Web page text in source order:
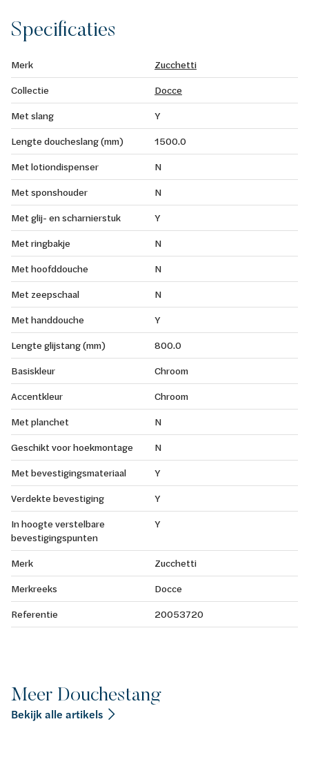
Specificaties
Merk
Zucchetti
Collectie
Docce
Met slang
Y
Lengte doucheslang (mm)
1500.0
Met lotiondispenser
N
Met sponshouder
N
Met glij- en scharnierstuk
Y
Met ringbakje
N
Met hoofddouche
N
Met zeepschaal
N
Met handdouche
Y
Lengte glijstang (mm)
800.0
Basiskleur
Chroom
Accentkleur
Chroom
Met planchet
N
Geschikt voor hoekmontage
N
Met bevestigingsmateriaal
Y
Verdekte bevestiging
Y
In hoogte verstelbare
bevestigingspunten
Y
Merk
Zucchetti
Merkreeks
Docce
Referentie
20053720
Meer Douchestang
Bekijk alle artikels